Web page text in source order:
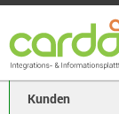
Kunden